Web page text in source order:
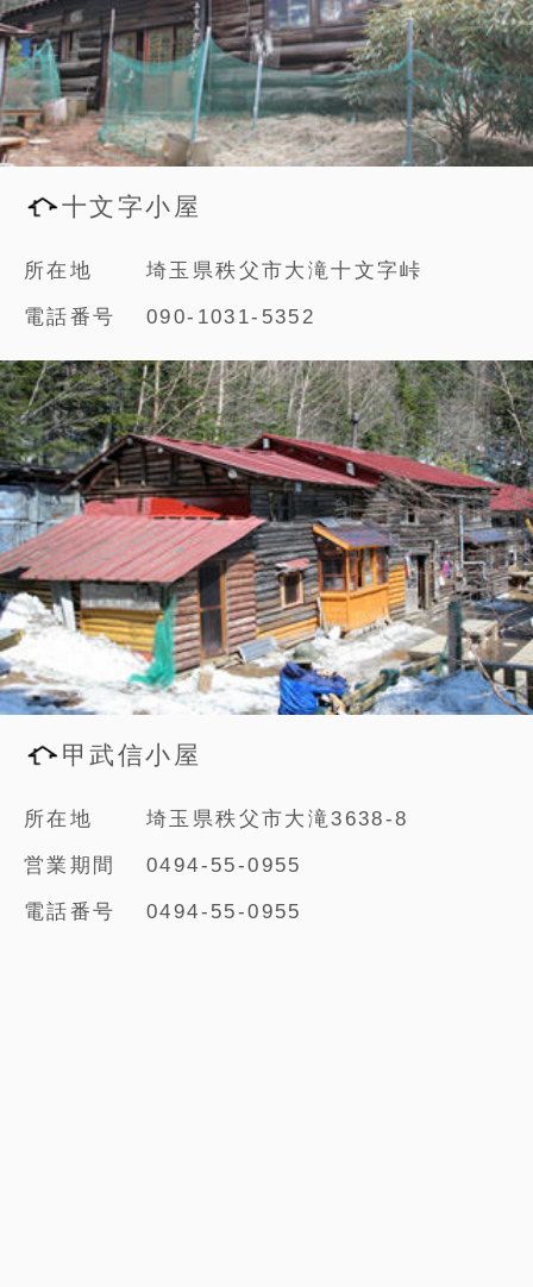
十文字小屋
所在地 埼玉県秩父市大滝十文字峠
電話番号 090-1031-5352
甲武信小屋
所在地 埼玉県秩父市大滝3638-8
営業期間 0494-55-0955
電話番号 0494-55-0955